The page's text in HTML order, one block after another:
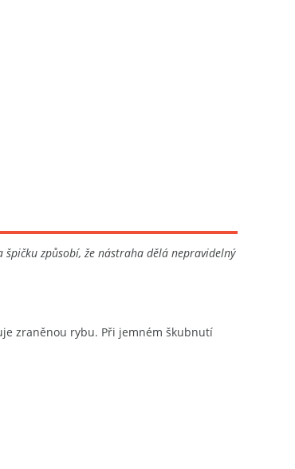
způsobí, že nástraha dělá nepravidelný
zraněnou rybu. Při jemném škubnutí